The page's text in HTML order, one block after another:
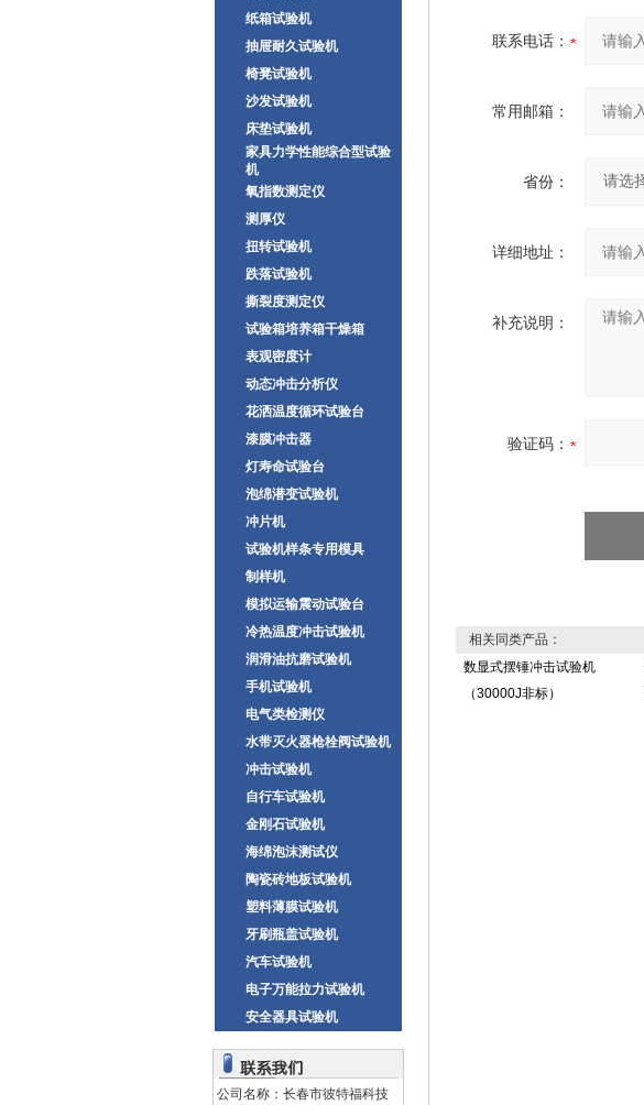
纸箱试验机
抽屉耐久试验机
椅凳试验机
沙发试验机
床垫试验机
家具力学性能综合型试验
机
氧指数测定仪
测厚仪
扭转试验机
跌落试验机
撕裂度测定仪
试验箱培养箱干燥箱
表观密度计
动态冲击分析仪
花洒温度循环试验台
漆膜冲击器
灯寿命试验台
泡绵潜变试验机
冲片机
试验机样条专用模具
制样机
模拟运输震动试验台
冷热温度冲击试验机
润滑油抗磨试验机
手机试验机
电气类检测仪
水带灭火器枪栓阀试验机
冲击试验机
自行车试验机
金刚石试验机
海绵泡沫测试仪
陶瓷砖地板试验机
塑料薄膜试验机
牙刷瓶盖试验机
汽车试验机
电子万能拉力试验机
安全器具试验机
公司名称：长春市彼特福科技
联系电话：
常用邮箱：
省份：
详细地址：
补充说明：
验证码：
相关同类产品：
数显式摆锤冲击试验机
（30000J非标）